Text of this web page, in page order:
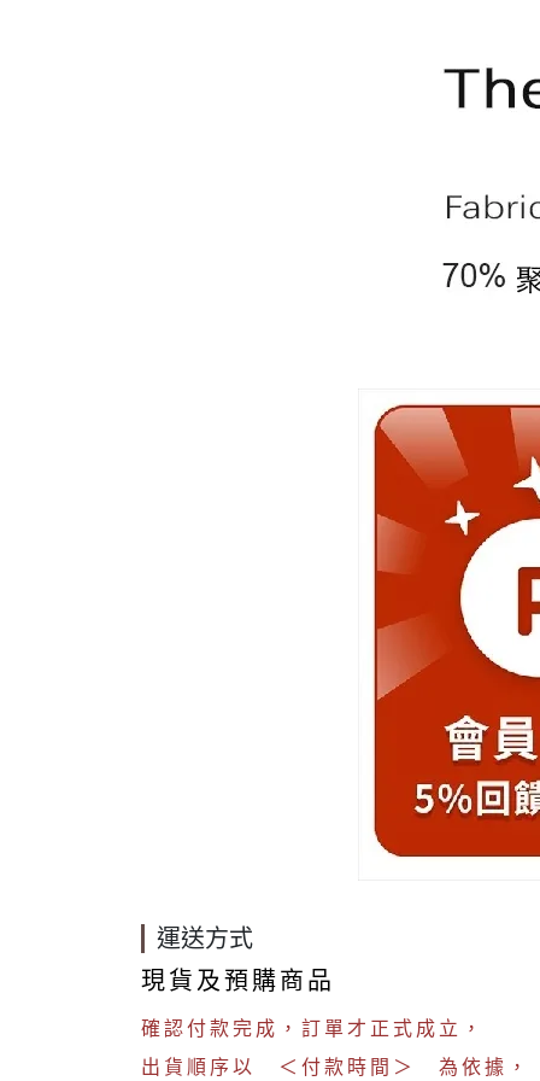
運送方式
現貨及預購商品
確認付款完成，訂單才正式成立，
出貨順序以 ＜付款時間＞ 為依據，